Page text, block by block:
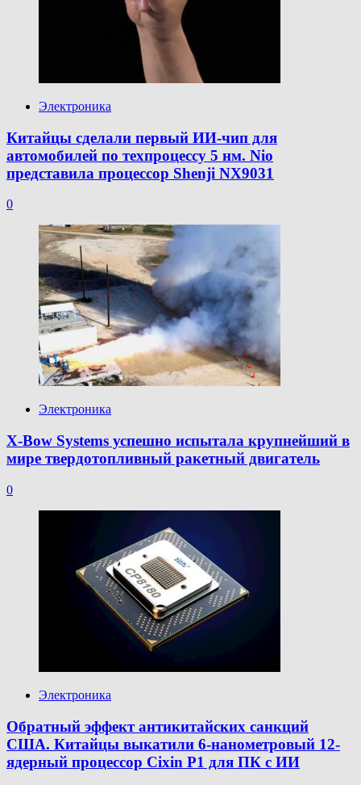
Электроника
Китайцы сделали первый ИИ-чип для
автомобилей по техпроцессу 5 нм. Nio
представила процессор Shenji NX9031
0
Электроника
X-Bow Systems успешно испытала крупнейший в
мире твердотопливный ракетный двигатель
0
Электроника
Обратный эффект антикитайских санкций
США. Китайцы выкатили 6-нанометровый 12-
ядерный процессор Cixin P1 для ПК с ИИ